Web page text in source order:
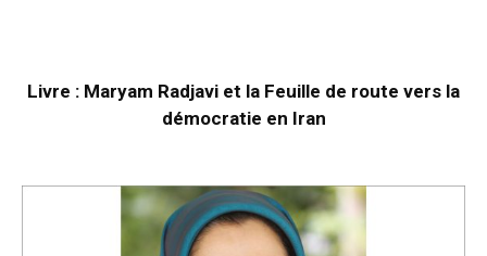
Livre : Maryam Radjavi et la Feuille de route vers la
démocratie en Iran